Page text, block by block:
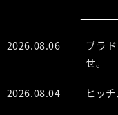
2026.08.06
プラ
せ。
2026.08.04 ヒッ